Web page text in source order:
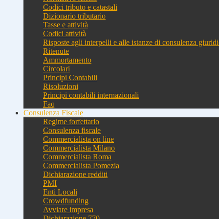
Codici tributo e catastali
Dizionario tributario
Tasse e attività
Codici attività
Risposte agli interpelli e alle istanze di consulenza
Ritenute
Ammortamento
Circolari
Principi Contabili
Risoluzioni
Principi contabili internazionali
Faq
Consulenza Fiscale
Regime forfettario
Consulenza fiscale
Commercialista on line
Commercialista Milano
Commercialista Roma
Commercialista Pomezia
Dichiarazione redditi
PMI
Enti Locali
Crowdfunding
Avviare impresa